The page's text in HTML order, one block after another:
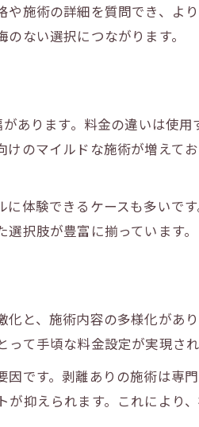
リング施術内容
る選び方のポイント
し徹底比較
しの違いと効果
リットと注意点
選ぶ理由とは
イムを短くするコツ
ーリング効果アップ
リングの選び方
ピーリングの選択肢
施術の詳細を質問でき、よ
ない選択につながります。
あります。料金の違いは使
のマイルドな施術が増えて
体験できるケースも多いで
択肢が豊富に揃っています。
と、施術内容の多様化があ
て手頃な料金設定が実現され
です。剥離ありの施術は専
抑えられます。これにより